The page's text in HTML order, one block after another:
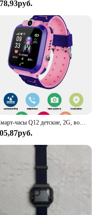
Смарт-часы Q12 детские, 2G, водостойкие, GPS